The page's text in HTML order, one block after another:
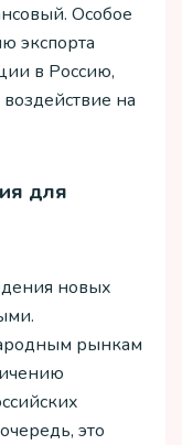
Особое
экспорта
в Россию,
на
для
новых
рынкам
это